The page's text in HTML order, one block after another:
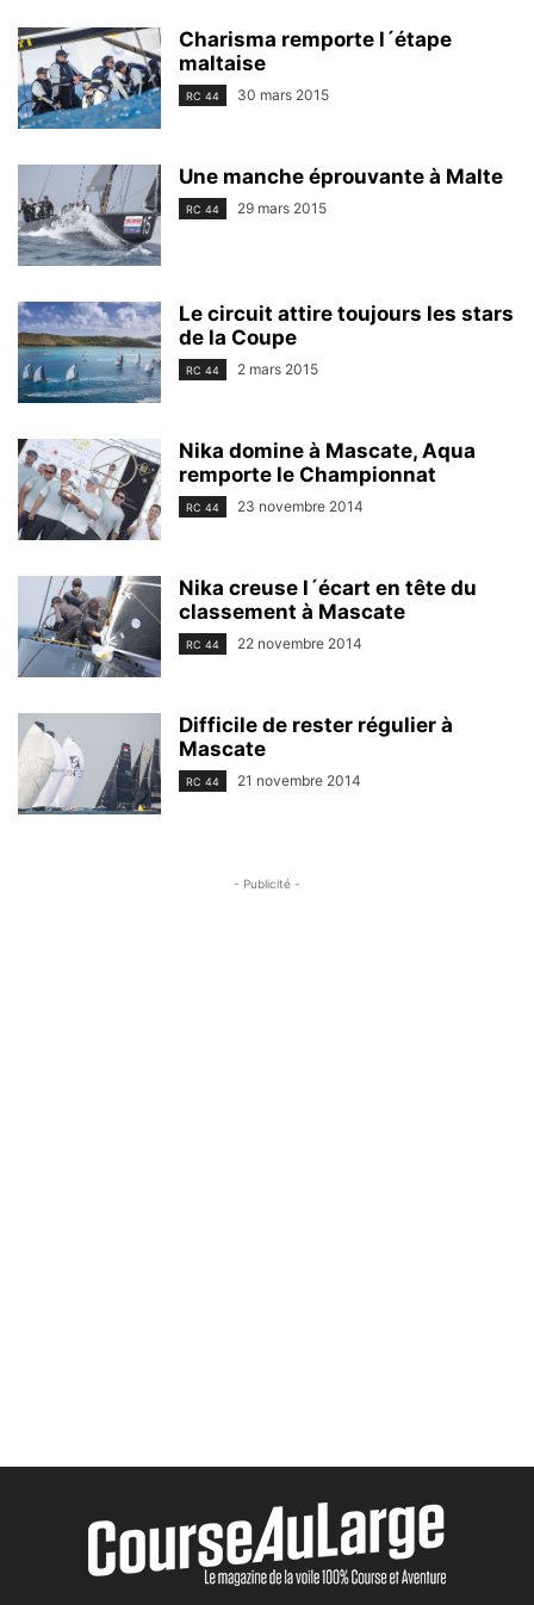
Charisma remporte l´étape
maltaise
RC 44 30 mars 2015
Une manche éprouvante à Malte
RC 44 29 mars 2015
Le circuit attire toujours les stars
de la Coupe
RC 44 2 mars 2015
Nika domine à Mascate, Aqua
remporte le Championnat
RC 44 23 novembre 2014
Nika creuse l´écart en tête du
classement à Mascate
RC 44 22 novembre 2014
Difficile de rester régulier à
Mascate
RC 44 21 novembre 2014
- Publicité -